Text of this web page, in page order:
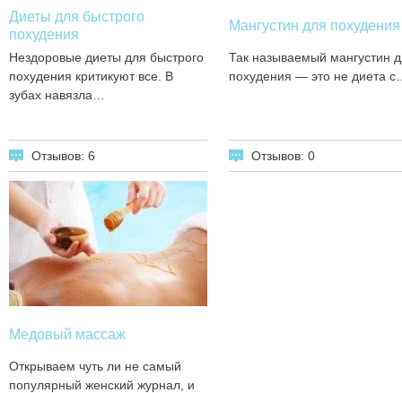
Диеты для быстрого
похудения
Нездоровые диеты для быстрого
похудения критикуют все. В
зубах навязла…
Отзывов: 6
Мангустин для похудения
Так называемый мангустин
похудения — это не диета
Отзывов: 0
Медовый массаж
Открываем чуть ли не самый
популярный женский журнал, и